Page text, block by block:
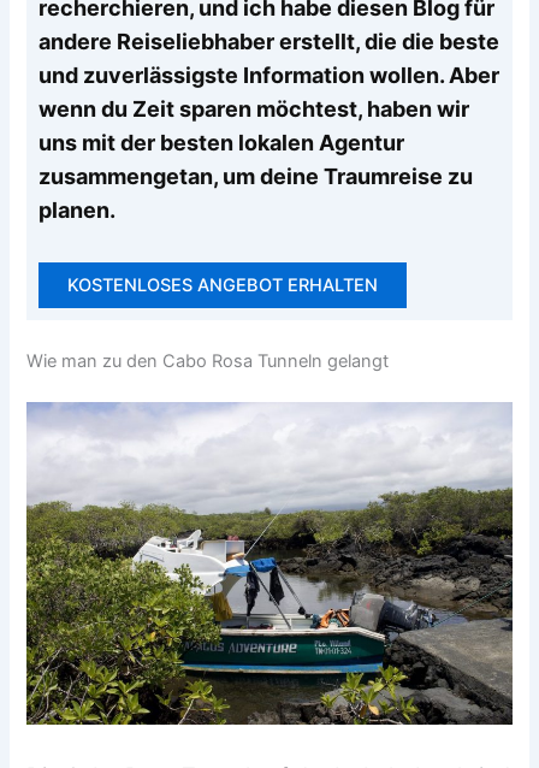
recherchieren, und ich habe diesen Blog für
andere Reiseliebhaber erstellt, die die beste
und zuverlässigste Information wollen. Aber
wenn du Zeit sparen möchtest, haben wir
uns mit der besten lokalen Agentur
zusammengetan, um deine Traumreise zu
planen.
KOSTENLOSES ANGEBOT ERHALTEN
Wie man zu den Cabo Rosa Tunneln gelangt